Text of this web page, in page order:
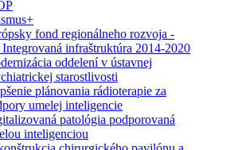
fond regionálneho rozvoja -
Integrovaná infraštruktúra 2014-2020
oddelení v ústavnej
starostlivosti
plánovania rádioterapie za
umelej inteligencie
patológia podporovaná
inteligenciou